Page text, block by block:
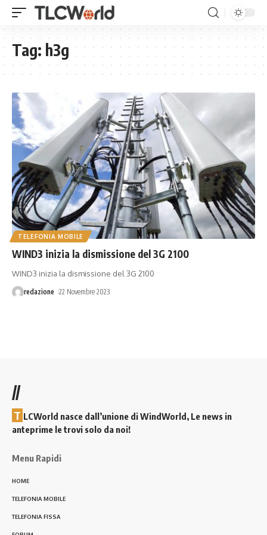
Tag: h3g
TELEFONIA MOBILE
WIND3 inizia la dismissione del 3G 2100
WIND3 inizia la dismissione del 3G 2100
redazione 22 Novembre 2023
//
T LCWorld nasce dall’unione di WindWorld, Le news in
anteprime le trovi solo da noi!
Menu Rapidi
HOME
TELEFONIA MOBILE
TELEFONIA FISSA